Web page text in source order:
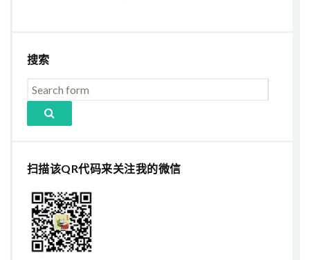
搜索
扫描该QR代码来关注我的微信